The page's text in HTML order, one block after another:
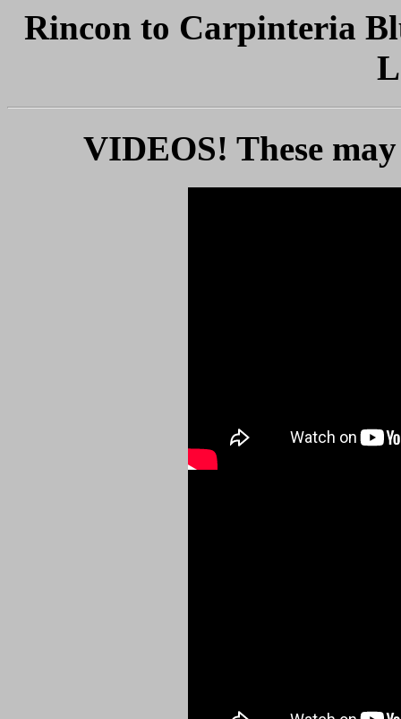
Rincon to Carpinteria
VIDEOS! These